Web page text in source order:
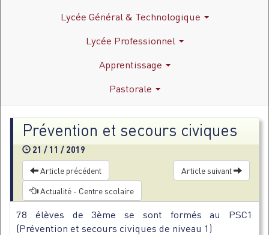
Lycée Général & Technologique
Lycée Professionnel
Apprentissage
Pastorale
Prévention et secours civiques
21 / 11 / 2019
Article précédent
Article suivant
Actualité - Centre scolaire
78 élèves de 3ème se sont formés au PSC1
(Prévention et secours civiques de niveau 1)